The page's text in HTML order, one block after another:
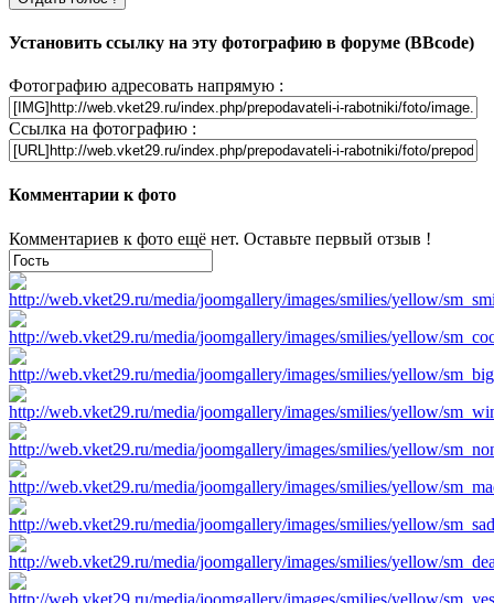
Установить ссылку на эту фотографию в форуме (BBcode)
Фотографию адресовать напрямую :
Ссылка на фотографию :
Комментарии к фото
Комментариев к фото ещё нет. Оставьте первый отзыв !